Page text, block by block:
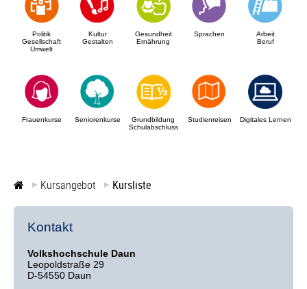
Politik
Gesellschaft
Umwelt
Kultur
Gestalten
Gesundheit
Ernährung
Sprachen
Arbeit
Beruf
Frauenkurse Seniorenkurse
Grundbildung
Schulabschluss
Studienreisen Digitales Lernen
Kursangebot Kursliste
Kontakt
Volkshochschule Daun
Leopoldstraße 29
D-54550 Daun